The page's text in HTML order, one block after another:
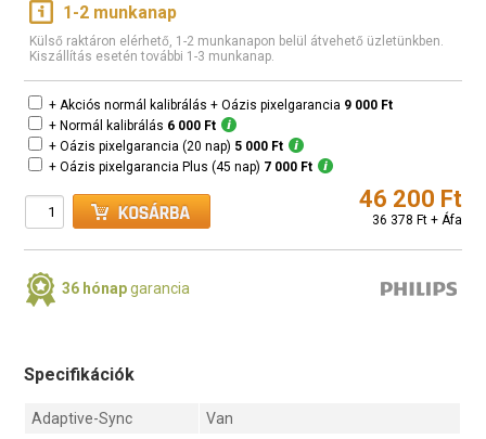
1-2 munkanap
Külső raktáron elérhető, 1-2 munkanapon belül átvehető üzletünkben.
Kiszállítás esetén további 1-3 munkanap.
+ Akciós normál kalibrálás + Oázis pixelgarancia 9 000 Ft
+ Normál kalibrálás 6 000 Ft
+ Oázis pixelgarancia (20 nap) 5 000 Ft
+ Oázis pixelgarancia Plus (45 nap) 7 000 Ft
46 200 Ft
36 378 Ft + Áfa
36 hónapgarancia
Specifikációk
Adaptive-Sync Van